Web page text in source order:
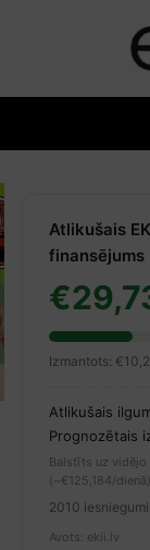
Atlikušais
finansējums
Izmantots:
Atlikušais
Prognozētais
Balstīts uz
(~€125,184/dienā)
2010
Avots: ekii.lv